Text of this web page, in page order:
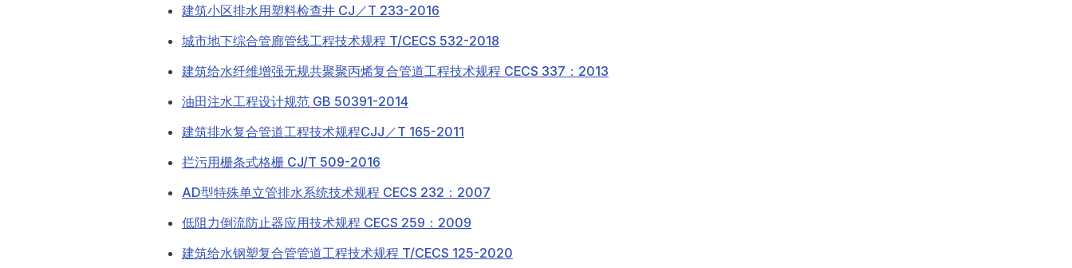
建筑小区排水用塑料检查井 CJ／T 233-2016
城市地下综合管廊管线工程技术规程 T/CECS 532-2018
建筑给水纤维增强无规共聚聚丙烯复合管道工程技术规程 CECS 337：2013
油田注水工程设计规范 GB 50391-2014
建筑排水复合管道工程技术规程CJJ／T 165-2011
拦污用栅条式格栅 CJ/T 509-2016
AD型特殊单立管排水系统技术规程 CECS 232：2007
低阻力倒流防止器应用技术规程 CECS 259：2009
建筑给水钢塑复合管管道工程技术规程 T/CECS 125-2020